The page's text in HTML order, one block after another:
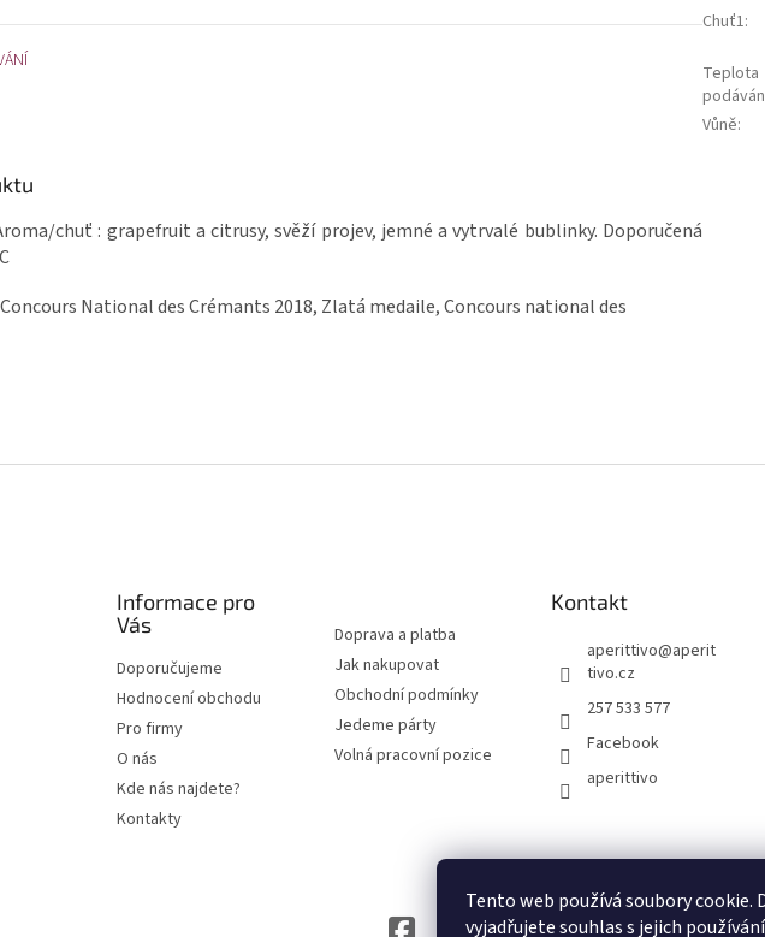
Tento web používá soubory
vyjadřujete souhlas s jejich
chuť : grapefruit a citrusy, svěží projev, jemné a vytrvalé bublinky. Doporučená
National des Crémants 2018, Zlatá medaile, Concours national des
Chuť1:
Teplota
Vůně:
Informace pro
Vás
Doporučujeme
Hodnocení obchodu
Pro firmy
O nás
Kde nás najdete?
Kontakty
Doprava a platba
Jak nakupovat
Obchodní podmínky
Jedeme párty
Volná pracovní pozice
Kontakt
aperittivo@aperit
tivo.cz
257 533 577
Facebook
aperittivo